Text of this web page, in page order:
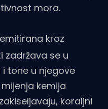
mora.
emitirana kroz
zadržava se u
tone u njegove
kemija
koraljni